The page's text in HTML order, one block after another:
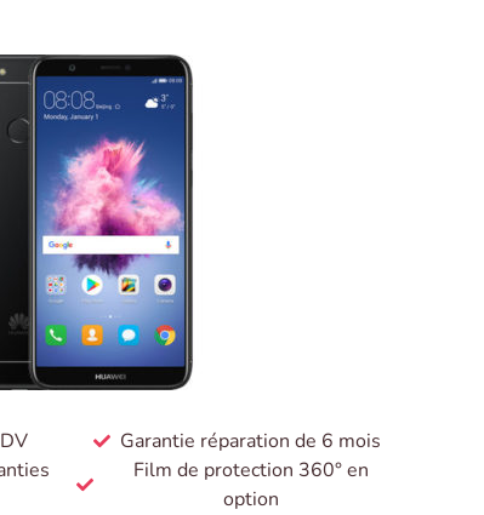
Garantie réparation de 6 mois
Film de protection 360° en
option